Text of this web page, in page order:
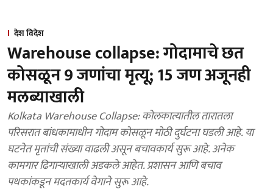
देश विदेश
Warehouse collapse: गोदामाचे छत
कोसळून 9 जणांचा मृत्यू; 15 जण अजूनही
मलब्याखाली
Kolkata Warehouse Collapse: कोलकात्यातील तारातला
परिसरात बांधकामाधीन गोदाम कोसळून मोठी दुर्घटना घडली आहे. या
घटनेत मृतांची संख्या वाढली असून बचावकार्य सुरू आहे. अनेक
कामगार ढिगाऱ्याखाली अडकले आहेत. प्रशासन आणि बचाव
पथकांकडून मदतकार्य वेगाने सुरू आहे.